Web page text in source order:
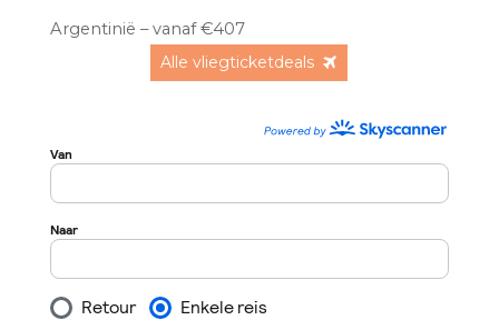
Argentinië – vanaf €407
Alle vliegticketdeals